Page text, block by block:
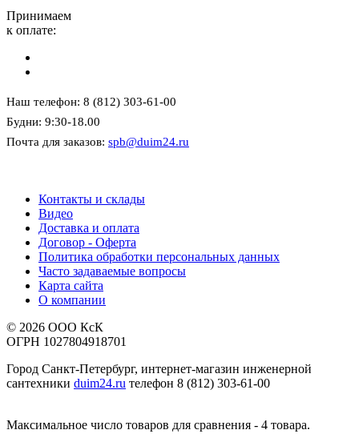
Принимаем
к оплате:
Наш телефон: 8 (812) 303-61-00
Будни: 9:30-18.00
Почта для заказов: spb@duim24.ru
Контакты и склады
Видео
Доставка и оплата
Договор - Оферта
Политика обработки персональных данных
Часто задаваемые вопросы
Карта сайта
О компании
© 2026 ООО КсК
ОГРН 1027804918701
Город Санкт-Петербург, интернет-магазин инженерной
сантехники duim24.ru телефон 8 (812) 303-61-00
Максимальное число товаров для сравнения - 4 товара.